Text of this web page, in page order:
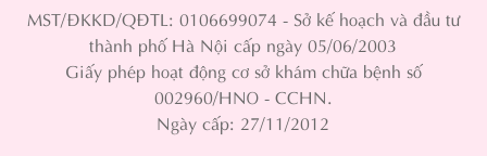
MST/ĐKKD/QĐTL: 0106699074 - Sở kế hoạch và đầu tư
thành phố Hà Nội cấp ngày 05/06/2003
Giấy phép hoạt động cơ sở khám chữa bệnh số
002960/HNO - CCHN.
Ngày cấp: 27/11/2012